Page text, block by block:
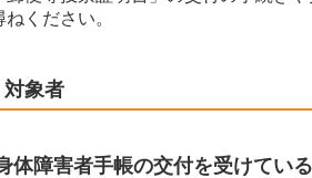
ねください。
対象者
体障害者手帳の交付を受けてい